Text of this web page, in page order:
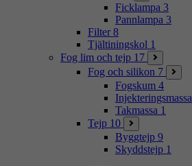
Ficklampa 3
Pannlampa 3
Filter 8
Tjältiningskol 1
Fog lim och tejp 17
Fog och silikon 7
Fogskum 4
Injekteringsmassa
Takmassa 1
Tejp 10
Byggtejp 9
Skyddstejp 1